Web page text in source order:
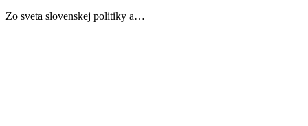
Zo sveta slovenskej politiky a…